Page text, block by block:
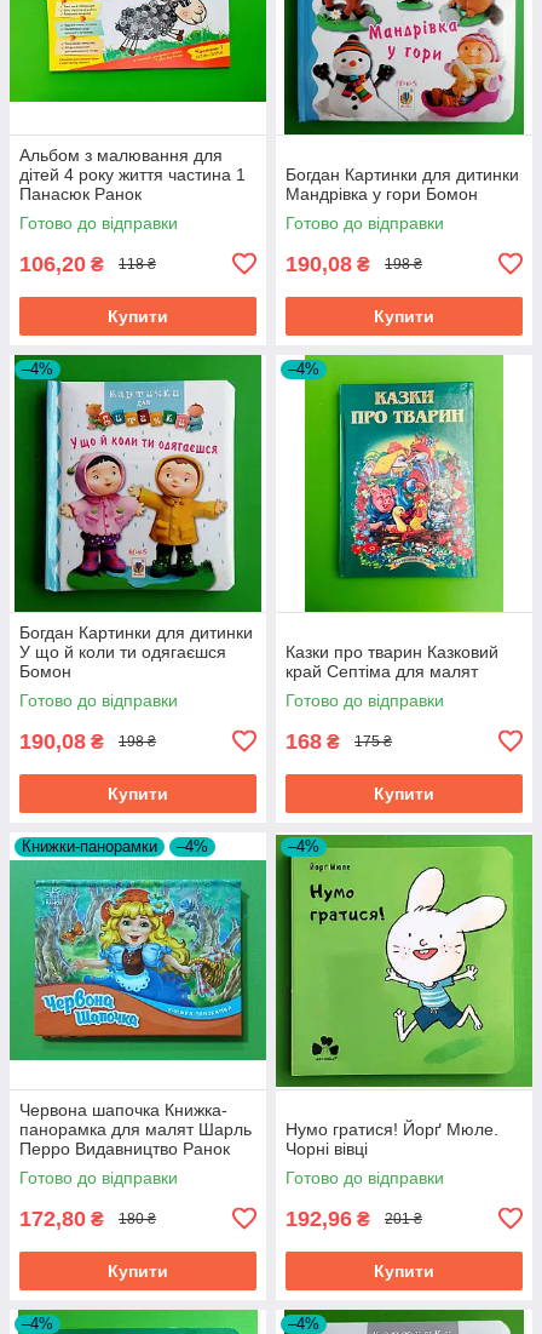
Альбом з малювання для
дітей 4 року життя частина 1
Панасюк Ранок
Готово до відправки
106,20 ₴ 118 ₴
Купити
Богдан Картинки для дитинки
Мандрівка у гори Бомон
Готово до відправки
190,08 ₴ 198 ₴
Купити
–4%
Богдан Картинки для дитинки
У що й коли ти одягаєшся
Бомон
Готово до відправки
190,08 ₴ 198 ₴
Купити
–4%
Казки про тварин Казковий
край Септіма для малят
Готово до відправки
168 ₴ 175 ₴
Купити
Книжки-панорамки –4%
Червона шапочка Книжка-
панорамка для малят Шарль
Перро Видавництво Ранок
Готово до відправки
172,80 ₴ 180 ₴
Купити
–4%
Нумо гратися! Йорґ Мюле.
Чорні вівці
Готово до відправки
192,96 ₴ 201 ₴
Купити
–4% –4%